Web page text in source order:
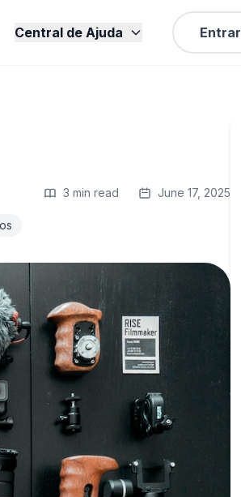
Central de Ajuda Entrar
3 min read June 17, 2025